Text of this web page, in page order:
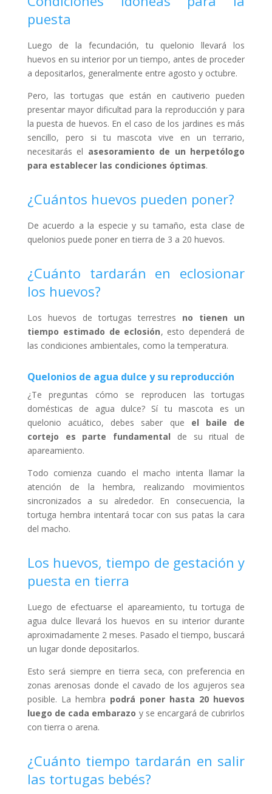
puesta
Luego de la fecundación, tu quelonio llevará los
huevos en su interior por un tiempo, antes de proceder
a depositarlos, generalmente entre agosto y octubre.
Pero, las tortugas que están en cautiverio pueden
presentar mayor dificultad para la reproducción y para
la puesta de huevos. En el caso de los jardines es más
sencillo, pero si tu mascota vive en un terrario,
necesitarás el asesoramiento de un herpetólogo
para establecer las condiciones óptimas.
¿Cuántos huevos pueden poner?
De acuerdo a la especie y su tamaño, esta clase de
quelonios puede poner en tierra de 3 a 20 huevos.
¿Cuánto tardarán en eclosionar
los huevos?
Los huevos de tortugas terrestres no tienen un
tiempo estimado de eclosión, esto dependerá de
las condiciones ambientales, como la temperatura.
Quelonios de agua dulce y su reproducción
¿Te preguntas cómo se reproducen las tortugas
domésticas de agua dulce? Sí tu mascota es un
quelonio acuático, debes saber que el baile de
cortejo es parte fundamental de su ritual de
apareamiento.
Todo comienza cuando el macho intenta llamar la
atención de la hembra, realizando movimientos
sincronizados a su alrededor. En consecuencia, la
tortuga hembra intentará tocar con sus patas la cara
del macho.
Los huevos, tiempo de gestación y
puesta en tierra
Luego de efectuarse el apareamiento, tu tortuga de
agua dulce llevará los huevos en su interior durante
aproximadamente 2 meses. Pasado el tiempo, buscará
un lugar donde depositarlos.
Esto será siempre en tierra seca, con preferencia en
zonas arenosas donde el cavado de los agujeros sea
posible. La hembra podrá poner hasta 20 huevos
luego de cada embarazo y se encargará de cubrirlos
con tierra o arena.
¿Cuánto tiempo tardarán en salir
las tortugas bebés?